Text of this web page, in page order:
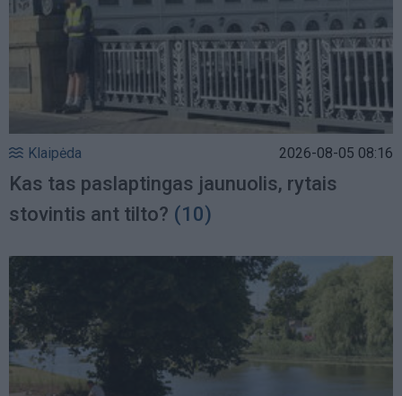
Klaipėda 2026-08-05 08:16
Kas tas paslaptingas jaunuolis, rytais
stovintis ant tilto? (10)